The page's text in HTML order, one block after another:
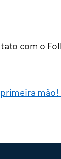
com o